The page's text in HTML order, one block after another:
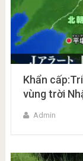
Khẩn
vùng trời
Admin